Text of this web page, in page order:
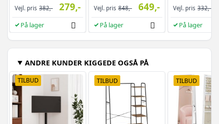
Vejl. pris 382,- 279,-
På lager
Vejl. pris 848,- 649,-
På lager
Vejl. pris 332,-
På lager
ANDRE KUNDER KIGGEDE OGSÅ PÅ
TILBUD TILBUD TILBUD